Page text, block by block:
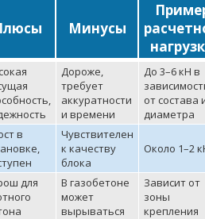
Минусы
Дороже,
требует
аккуратности
и времени
До 3–6 кН в
от состава
диаметра
в
Чувствителен
к качеству
блока
Около 1–2
для
В газобетоне
может
вырываться
Зависит от
зоны
крепления